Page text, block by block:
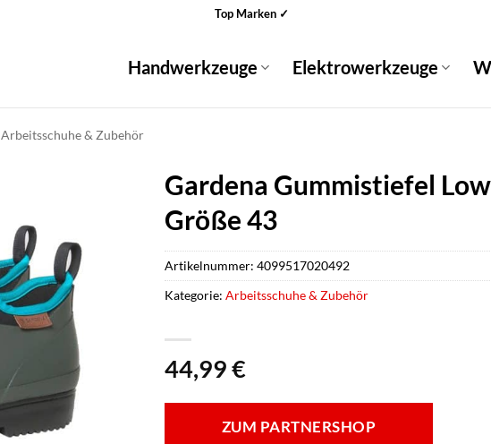
Top Marken ✓
Handwerkzeuge Elektrowerkzeuge
Arbeitsschuhe & Zubehör
Gardena Gummistiefel
Größe 43
44,99€
ZUM PARTNERSHOP
Artikelnummer: 4099517020492
Kategorie: Arbeitsschuhe & Zubehör